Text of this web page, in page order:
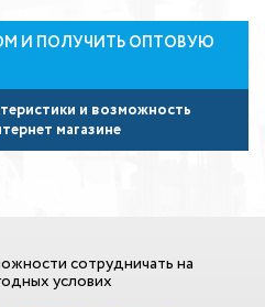
И ПОЛУЧИТЬ ОПТОВУЮ
и возможность
магазине
сотрудничать на
услових